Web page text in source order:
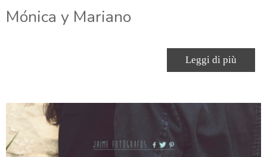
Mónica y Mariano
Leggi di più